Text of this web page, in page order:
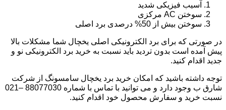
آسیب فیزیکی شدید
سوختن AC مرکزی
سوختن بیش از 50% درصدی برد اصلی
در صورتی که برای برد الکترونیکی اصلی یخچال شما مشکلات بالا
پیش آمده است بدون تردید باید نسبت به خرید برد الکترونیکی نو و
جدید اقدام کنید.
توجه داشته باشید که امکان خرید برد یخچال سامسونگ از شرکت
شارق ب وجود دارد و می توانید با تماس با شماره 88077030 –021
نسبت خرید و سفارش محصول خود اقدام کنید.